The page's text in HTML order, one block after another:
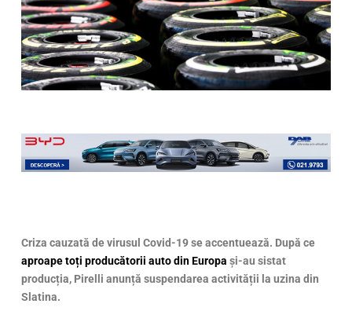
Criza cauzată de virusul Covid-19 se accentuează. După ce
aproape toți producătorii auto din Europa și-au sistat
producția, Pirelli anunță suspendarea activității la uzina din
Slatina.